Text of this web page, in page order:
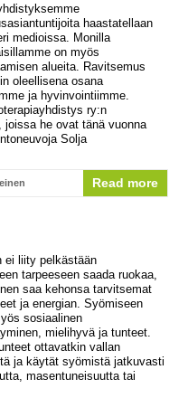
haastatellaan
medioissa. Monilla
on myös
alueita. Ravitsemus
oleellisena osana
ja hyvinvointiimme.
ry:n
he ovat tänä vuonna
Solja
Read more
ei liity pelkästään
tarpeeseen saada ruokaa,
saa kehonsa tarvitsemat
ja energian. Syömiseen
sosiaalinen
mielihyvä ja tunteet.
ottavatkin vallan
ja käytät syömistä jatkuvasti
masentuneisuutta tai